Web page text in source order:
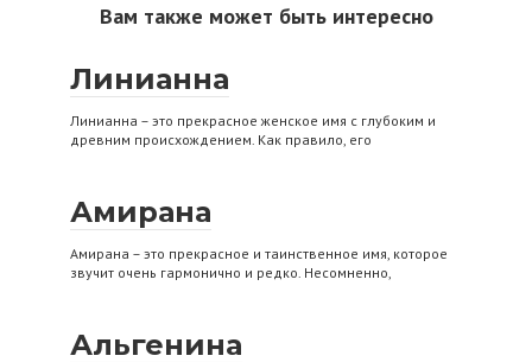
Вам также может быть интересно
Линианна
Линианна – это прекрасное женское имя с глубоким и
древним происхождением. Как правило, его
Амирана
Амирана – это прекрасное и таинственное имя, которое
звучит очень гармонично и редко. Несомненно,
Альгенина